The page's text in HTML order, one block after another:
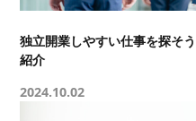
独立開業しやすい仕事を探そ
紹介
2024.10.02